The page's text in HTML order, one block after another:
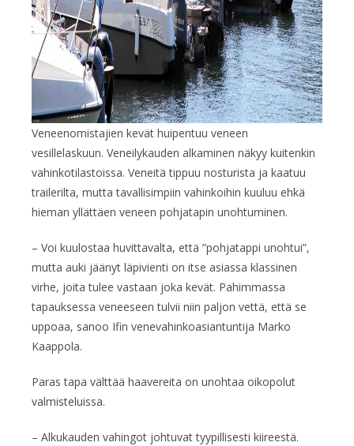
Veneenomistajien kevät huipentuu veneen
vesillelaskuun. Veneilykauden alkaminen näkyy kuitenkin
vahinkotilastoissa. Veneitä tippuu nosturista ja kaatuu
trailerilta, mutta tavallisimpiin vahinkoihin kuuluu ehkä
hieman yllättäen veneen pohjatapin unohtuminen.
– Voi kuulostaa huvittavalta, että ”pohjatappi unohtui”,
mutta auki jäänyt läpivienti on itse asiassa klassinen
virhe, joita tulee vastaan joka kevät. Pahimmassa
tapauksessa veneeseen tulvii niin paljon vettä, että se
uppoaa, sanoo Ifin venevahinkoasiantuntija Marko
Kaappola.
Paras tapa välttää haavereita on unohtaa oikopolut
valmisteluissa.
– Alkukauden vahingot johtuvat tyypillisesti kiireestä.